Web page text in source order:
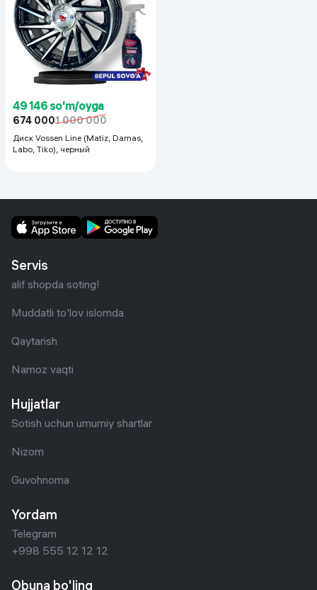
49 146 so'm/oyga
674 0001 000 000
Диск Vossen Line (Matiz, Damas,
Labo, Tiko), черный
Servis
alif shopda soting!
Muddatli to'lov islomda
Qaytarish
Namoz vaqti
Hujjatlar
Sotish uchun umumiy shartlar
Nizom
Guvohnoma
Yordam
Telegram
+998 555 12 12 12
Obuna bo'ling